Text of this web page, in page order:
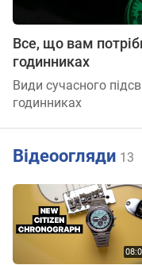
Все, що вам
годинниках
Види сучасного
годинниках
Відеоогляди 13